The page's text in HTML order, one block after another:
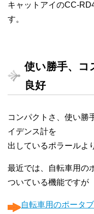
キャットアイのCC-
す。
使い勝手、コ
良好
コンパクトさ、使い勝
イデンス計を
出しているポラールよ
最近では、自転車用の
ついている機能ですが
自転車用のポータ